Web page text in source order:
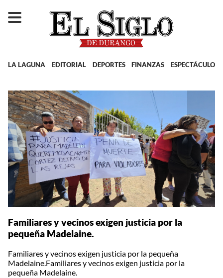
LA LAGUNA EDITORIAL DEPORTES FINANZAS ESPECTÁCULOS
Familiares y vecinos exigen justicia por la
pequeña Madelaine.
Familiares y vecinos exigen justicia por la pequeña
Madelaine.Familiares y vecinos exigen justicia por la
pequeña Madelaine.